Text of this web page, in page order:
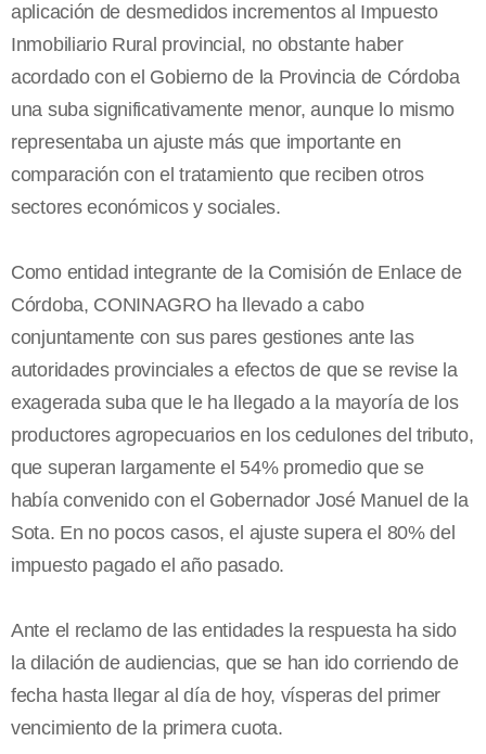
aplicación de desmedidos incrementos al Impuesto
Inmobiliario Rural provincial, no obstante haber
acordado con el Gobierno de la Provincia de Córdoba
una suba significativamente menor, aunque lo mismo
representaba un ajuste más que importante en
comparación con el tratamiento que reciben otros
sectores económicos y sociales.
Como entidad integrante de la Comisión de Enlace de
Córdoba, CONINAGRO ha llevado a cabo
conjuntamente con sus pares gestiones ante las
autoridades provinciales a efectos de que se revise la
exagerada suba que le ha llegado a la mayoría de los
productores agropecuarios en los cedulones del tributo,
que superan largamente el 54% promedio que se
había convenido con el Gobernador José Manuel de la
Sota. En no pocos casos, el ajuste supera el 80% del
impuesto pagado el año pasado.
Ante el reclamo de las entidades la respuesta ha sido
la dilación de audiencias, que se han ido corriendo de
fecha hasta llegar al día de hoy, vísperas del primer
vencimiento de la primera cuota.